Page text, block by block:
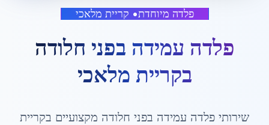
פלדה מיוחדת• קריית מלאכי
פלדה עמידה בפני חלודה
בקריית מלאכי
שירותי פלדה עמידה בפני חלודה מקצועיים בקריית